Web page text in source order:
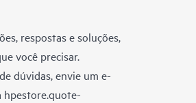
respostas e soluções,
você precisar.
dúvidas, envie um e-
hpestore.quote-